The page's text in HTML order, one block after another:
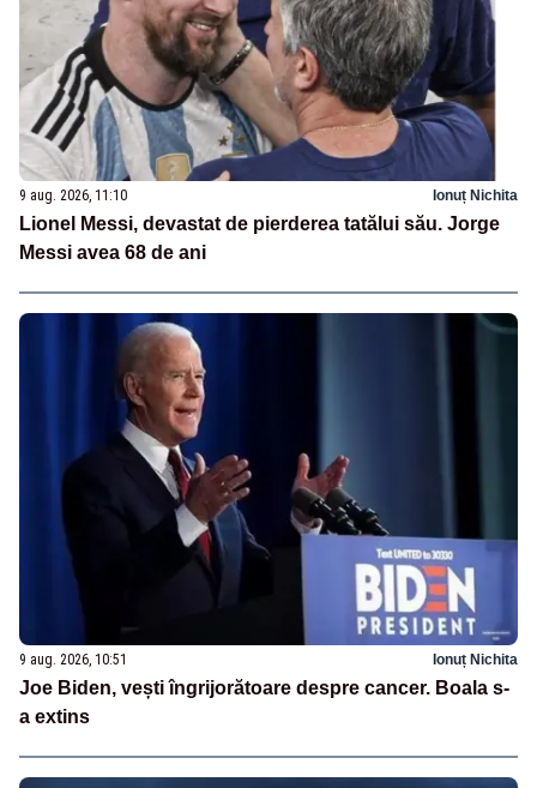
9 aug. 2026, 11:10 Ionuț Nichita
Lionel Messi, devastat de pierderea tatălui său. Jorge
Messi avea 68 de ani
9 aug. 2026, 10:51 Ionuț Nichita
Joe Biden, vești îngrijorătoare despre cancer. Boala s-
a extins